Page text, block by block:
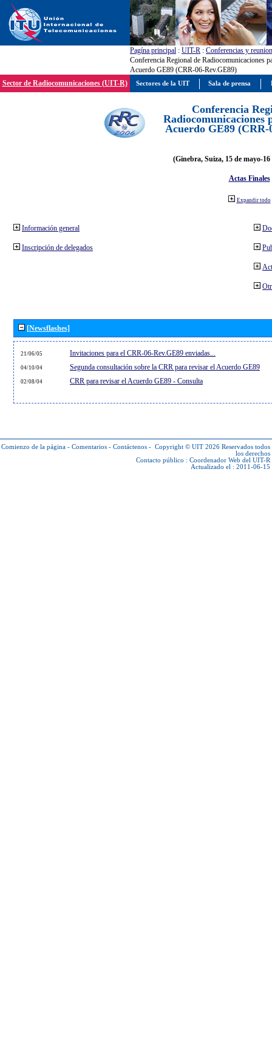
Pagína principal : UIT-R : Conferencias y
Conferencia Regional de Radiocomunicaciones
Acuerdo GE89 (CRR-06-Rev.GE89)
Sector de Radiocomunicaciones (UIT-R)
Conferencia
Radiocomunicaciones
Acuerdo GE89 (CRR-
(Ginebra, Suiza, 15 de mayo-
Actas Finales
Expandir todo
Información general
Inscripción de delegados
[Newsflashes]
21/06/05 Invitaciones para el CRR-06-Rev.GE89 enviadas...
04/10/04 Segunda consultación sobre la CRR para revisar el Acuerdo GE89
02/08/04 CRR para revisar el Acuerdo GE89 - Consulta
Comienzo de la página - Comentarios - Contáctenos - Copyright © UIT 2026 Reservados todos
los derechos
Contacto público : Coordenador Web del UIT-R
Actualizado el : 2011-06-15
Sectores de la UIT Sala de prensa